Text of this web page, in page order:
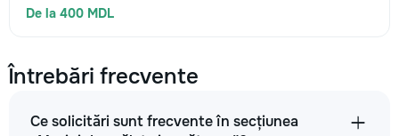
De la 400 MDL
Întrebări frecvente
Ce solicitări sunt frecvente în secțiunea